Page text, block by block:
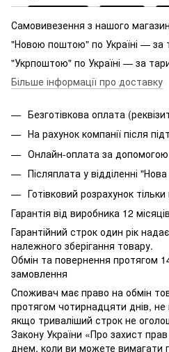
Самовивезення з нашого
"Новою поштою" по Україні — за
"Укрпоштою" по Україні — за
Більше інформації про доставку
Безготівкова оплата
На рахунок компанії після
Онлайн-оплата за
Післяплата у відділенні
Готівковий розрахунок
Гарантія від виробника 12
Гарантійний строк один рік
належного зберігання товару.
Обмін та повернення протягом
замовлення
Споживач має право на обмін
протягом чотирнадцяти днів, не
якщо триваліший строк не
Закону України «Про захист
днем, коли ви можете вимагати